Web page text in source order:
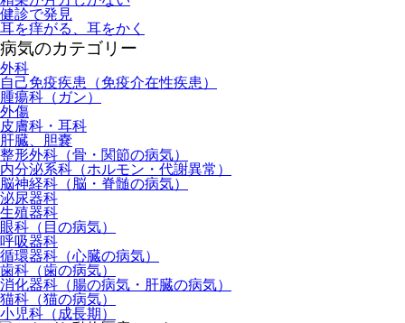
健診で発見
耳を痒がる、耳をかく
病気のカテゴリー
外科
自己免疫疾患（免疫介在性疾患）
腫瘍科（ガン）
外傷
皮膚科・耳科
肝臓、胆嚢
整形外科（骨・関節の病気）
内分泌系科（ホルモン・代謝異常）
脳神経科（脳・脊髄の病気）
泌尿器科
生殖器科
眼科（目の病気）
呼吸器科
循環器科（心臓の病気）
歯科（歯の病気）
消化器科（腸の病気・肝臓の病気）
猫科（猫の病気）
小児科（成長期）